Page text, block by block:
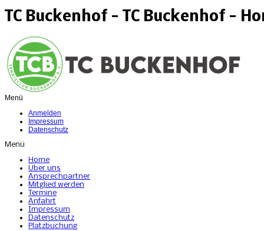
TC Buckenhof - TC Buckenhof -
Menü
Anmelden
Impressum
Datenschutz
Menü
Home
Über uns
Ansprechpartner
Mitglied werden
Termine
Anfahrt
Impressum
Datenschutz
Platzbuchung